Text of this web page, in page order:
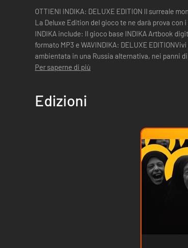
OTTIENI INDIKA: DELUXE EDITION Il surreale
La Deluxe Edition del gioco te ne darà prova
INDIKA include: Il gioco base INDIKA Artbook
formato MP3 e WAVINDIKA: DELUXE
ambientata in una Russia alternativa, nei panni
sé. La Deluxe Edition inclu...
Per saperne di più
Edizioni